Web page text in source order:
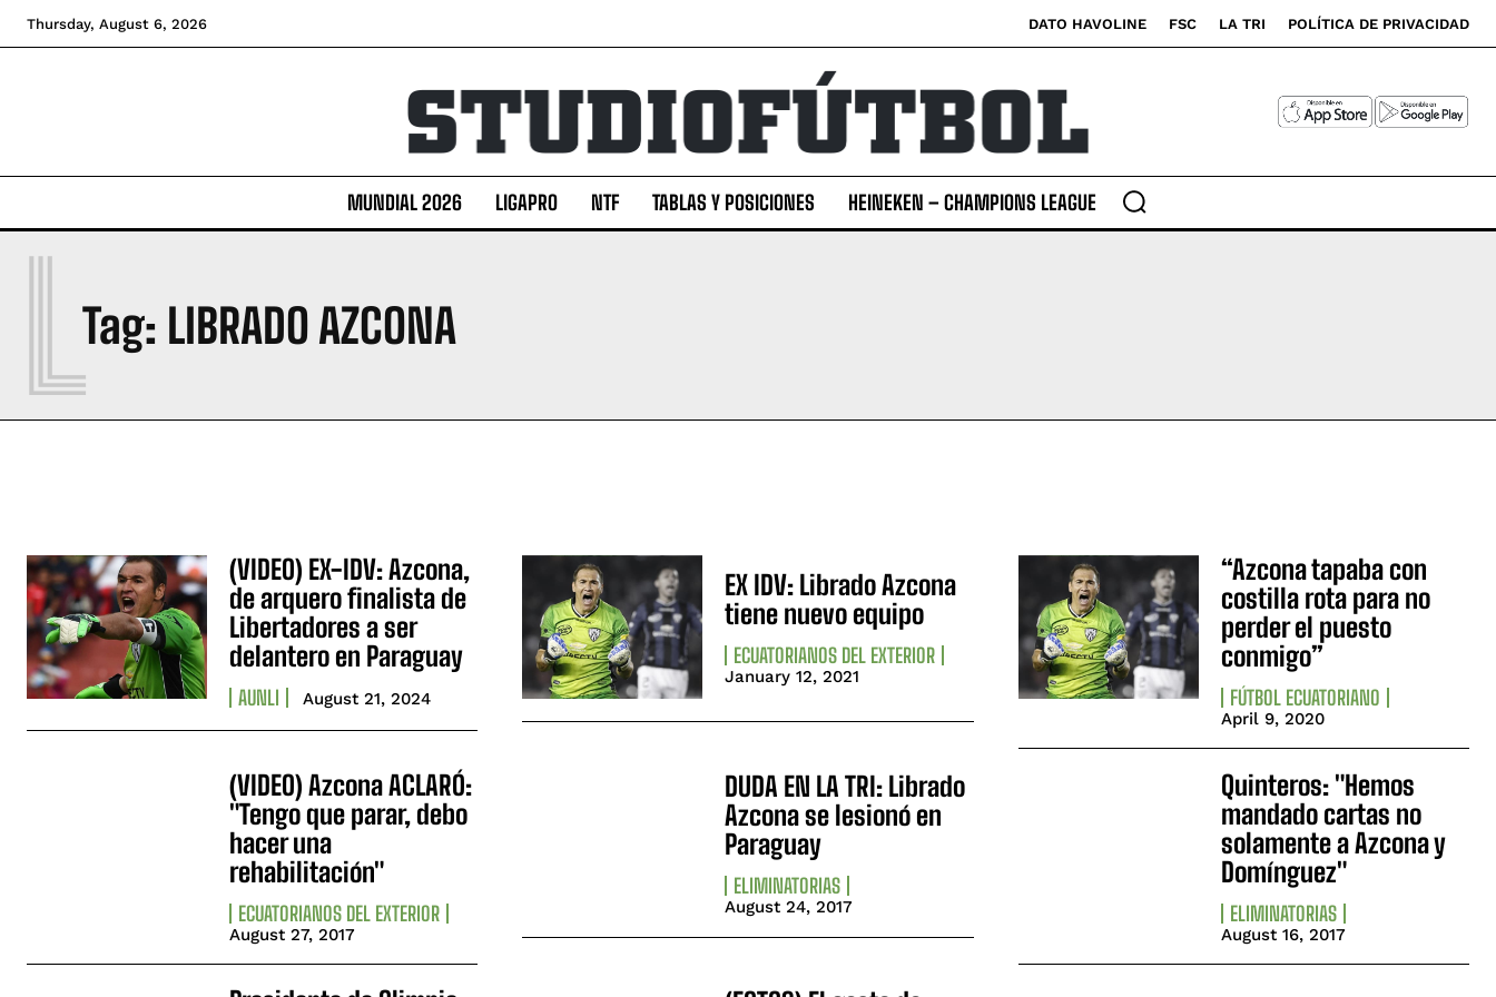
Thursday, August 6, 2026 DATO HAVOLINE FSC LA TRI POLÍTICA DE PRIVACIDAD
MUNDIAL 2026 LIGAPRO NTF TABLAS Y POSICIONES HEINEKEN – CHAMPIONS LEAGUE
Tag: LIBRADO AZCONA
L
(VIDEO) EX-IDV: Azcona,
de arquero finalista de
Libertadores a ser
delantero en Paraguay
AUNLI August 21, 2024
EX IDV: Librado Azcona
tiene nuevo equipo
ECUATORIANOS DEL EXTERIOR
January 12, 2021
“Azcona tapaba con
costilla rota para no
perder el puesto
conmigo”
FÚTBOL ECUATORIANO
April 9, 2020
(VIDEO) Azcona ACLARÓ:
"Tengo que parar, debo
hacer una
rehabilitación"
ECUATORIANOS DEL EXTERIOR
August 27, 2017
DUDA EN LA TRI: Librado
Azcona se lesionó en
Paraguay
ELIMINATORIAS
August 24, 2017
Quinteros: "Hemos
mandado cartas no
solamente a Azcona y
Domínguez"
ELIMINATORIAS
August 16, 2017